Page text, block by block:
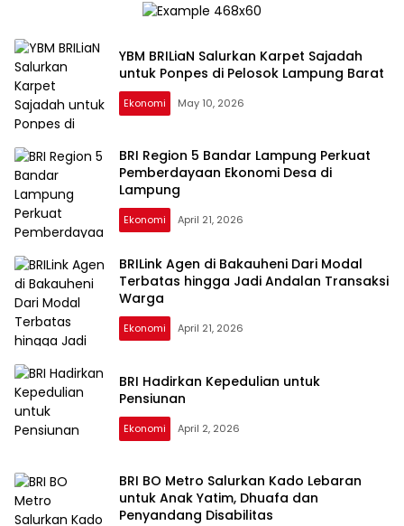
YBM BRILiaN Salurkan Karpet Sajadah
untuk Ponpes di Pelosok Lampung Barat
Ekonomi May 10, 2026
BRI Region 5 Bandar Lampung Perkuat
Pemberdayaan Ekonomi Desa di
Lampung
Ekonomi April 21, 2026
BRILink Agen di Bakauheni Dari Modal
Terbatas hingga Jadi Andalan Transaksi
Warga
Ekonomi April 21, 2026
BRI Hadirkan Kepedulian untuk
Pensiunan
Ekonomi April 2, 2026
BRI BO Metro Salurkan Kado Lebaran
untuk Anak Yatim, Dhuafa dan
Penyandang Disabilitas